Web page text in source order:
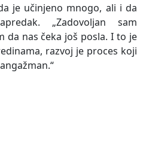
je učinjeno mnogo, ali i da
„Zadovoljan sam
da nas čeka još posla. I to je
razvoj je proces koji